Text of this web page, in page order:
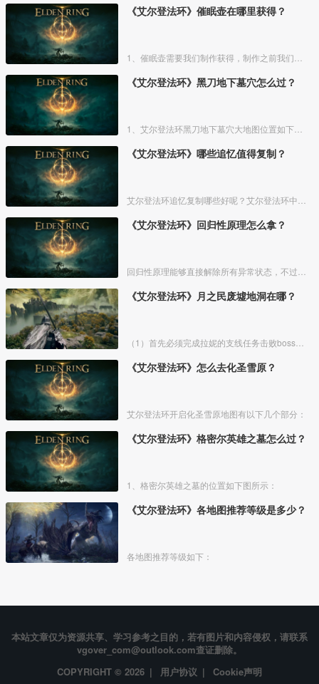
《艾尔登法环》催眠壶在哪里获得？
《艾尔登法环》黑刀地下墓穴怎么过？
《艾尔登法环》哪些追忆值得复制？
《艾尔登法环》回归性原理怎么拿？
《艾尔登法环》月之民废墟地洞在哪？
《艾尔登法环》怎么去化圣雪原？
艾尔登法环开启化圣雪原地图有以下几个部分：
《艾尔登法环》格密尔英雄之墓怎么过？
1、格密尔英雄之墓的位置如下图所示：
《艾尔登法环》各地图推荐等级是多少？
各地图推荐等级如下：
本站文章仅为资源共享、学习参考之目的，若有图片和内容侵权，请联系
vgover_com@outlook.com查证删除。
COPYRIGHT © 2026 | 用户协议 | Cookie声明